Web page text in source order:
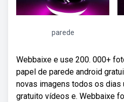
parede
Webbaixe e use 200. 000+
papel de parede android
novas imagens todos os dias
gratuito vídeos e. Webbaixe